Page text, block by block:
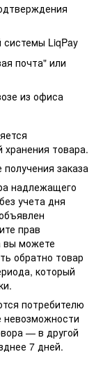
LiqPay
почта" или
из офиса
товара.
заказа
надлежащего
учета дня
прав
вы можете
обратно товар
который
потребителю
невозможности
— в другой
7 дней.